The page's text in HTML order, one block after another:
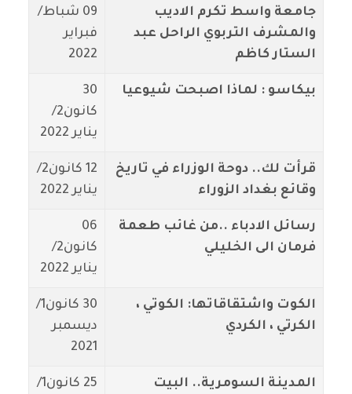
جامعة واسط تكرم الاديب
والمشرف التربوي الراحل عبد
الستار كاظم
09 شباط/
فبراير
2022
بيكاسو : لماذا اصبحت شيوعيا
30
كانون2/
يناير 2022
قرأت لك.. دوحة الوزراء في تاريخ
وقائع بغداد الزوراء
12 كانون2/
يناير 2022
رسائل الادباء ..من غائب طعمة
فرمان الى الخليلي
06
كانون2/
يناير 2022
الكوت واشتقاقاتها: الكوتي ،
الكرتي ، الكردي
30 كانون1/
ديسمبر
2021
المدينة السومرية.. البيت
25 كانون1/